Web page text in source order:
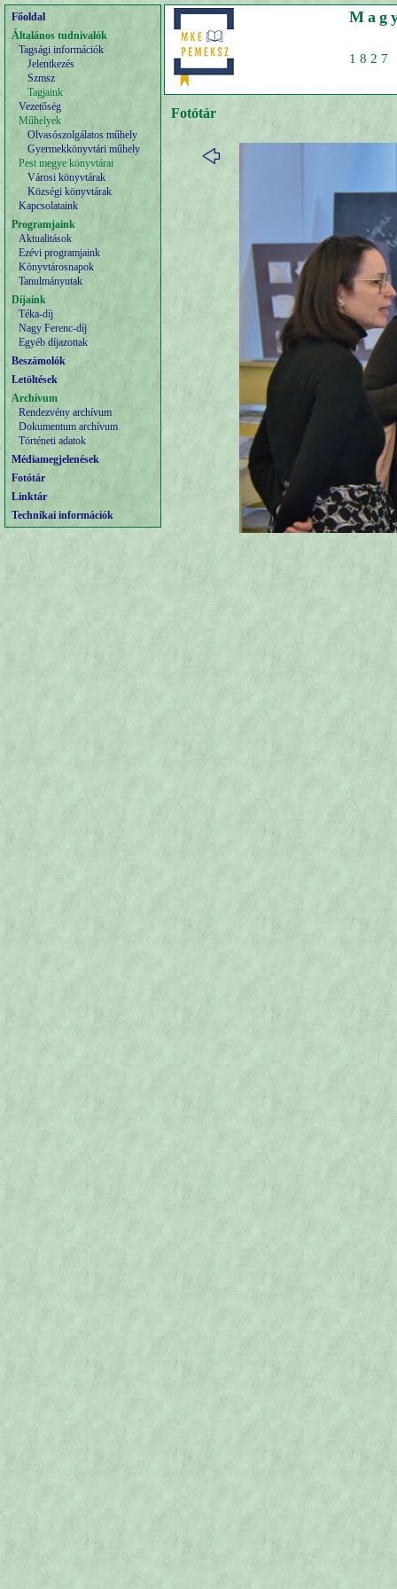
Főoldal
Általános tudnivalók
Tagsági információk
Jelentkezés
Szmsz
Tagjaink
Vezetőség
Műhelyek
Olvasószolgálatos műhely
Gyermekkönyvtári műhely
Pest megye könyvtárai
Városi könyvtárak
Községi könyvtárak
Kapcsolataink
Programjaink
Aktualitások
Ezévi programjaink
Könyvtárosnapok
Tanulmányutak
Díjaink
Téka-díj
Nagy Ferenc-díj
Egyéb díjazottak
Beszámolók
Letöltések
Archívum
Rendezvény archívum
Dokumentum archívum
Történeti adatok
Médiamegjelenések
Fotótár
Linktár
Technikai információk
Fotótár